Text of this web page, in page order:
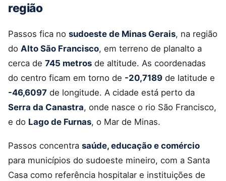
região
Passos fica no sudoeste de Minas Gerais, na região
do Alto São Francisco, em terreno de planalto a
cerca de 745 metros de altitude. As coordenadas
do centro ficam em torno de -20,7189 de latitude e
-46,6097 de longitude. A cidade está perto da
Serra da Canastra, onde nasce o rio São Francisco,
e do Lago de Furnas, o Mar de Minas.
Passos concentra saúde, educação e comércio
para municípios do sudoeste mineiro, com a Santa
Casa como referência hospitalar e instituições de